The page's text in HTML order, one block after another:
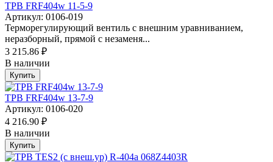
ТРВ FRF404w 11-5-9
Артикул: 0106-019
Терморегулирующий вентиль с внешним уравниванием,
неразборный, прямой с незаменя...
3 215.86 ₽
В наличии
Купить
ТРВ FRF404w 13-7-9
Артикул: 0106-020
4 216.90 ₽
В наличии
Купить